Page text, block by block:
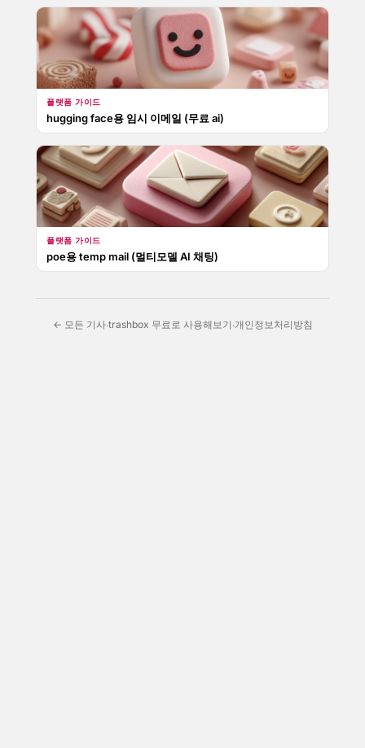
플랫폼 가이드
hugging face용 임시 이메일 (무료 ai)
플랫폼 가이드
poe용 temp mail (멀티모델 AI 채팅)
← 모든 기사·trashbox 무료로 사용해보기 ·개인정보처리방침